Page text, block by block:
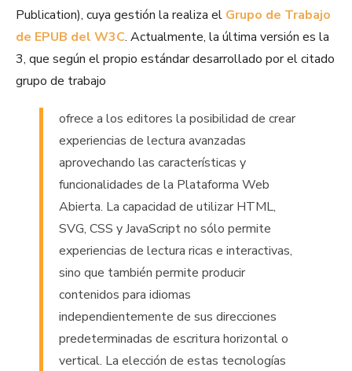
Publication), cuya gestión la realiza el Grupo de Trabajo
de EPUB del W3C. Actualmente, la última versión es la
3, que según el propio estándar desarrollado por el citado
grupo de trabajo
ofrece a los editores la posibilidad de crear
experiencias de lectura avanzadas
aprovechando las características y
funcionalidades de la Plataforma Web
Abierta. La capacidad de utilizar HTML,
SVG, CSS y JavaScript no sólo permite
experiencias de lectura ricas e interactivas,
sino que también permite producir
contenidos para idiomas
independientemente de sus direcciones
predeterminadas de escritura horizontal o
vertical. La elección de estas tecnologías